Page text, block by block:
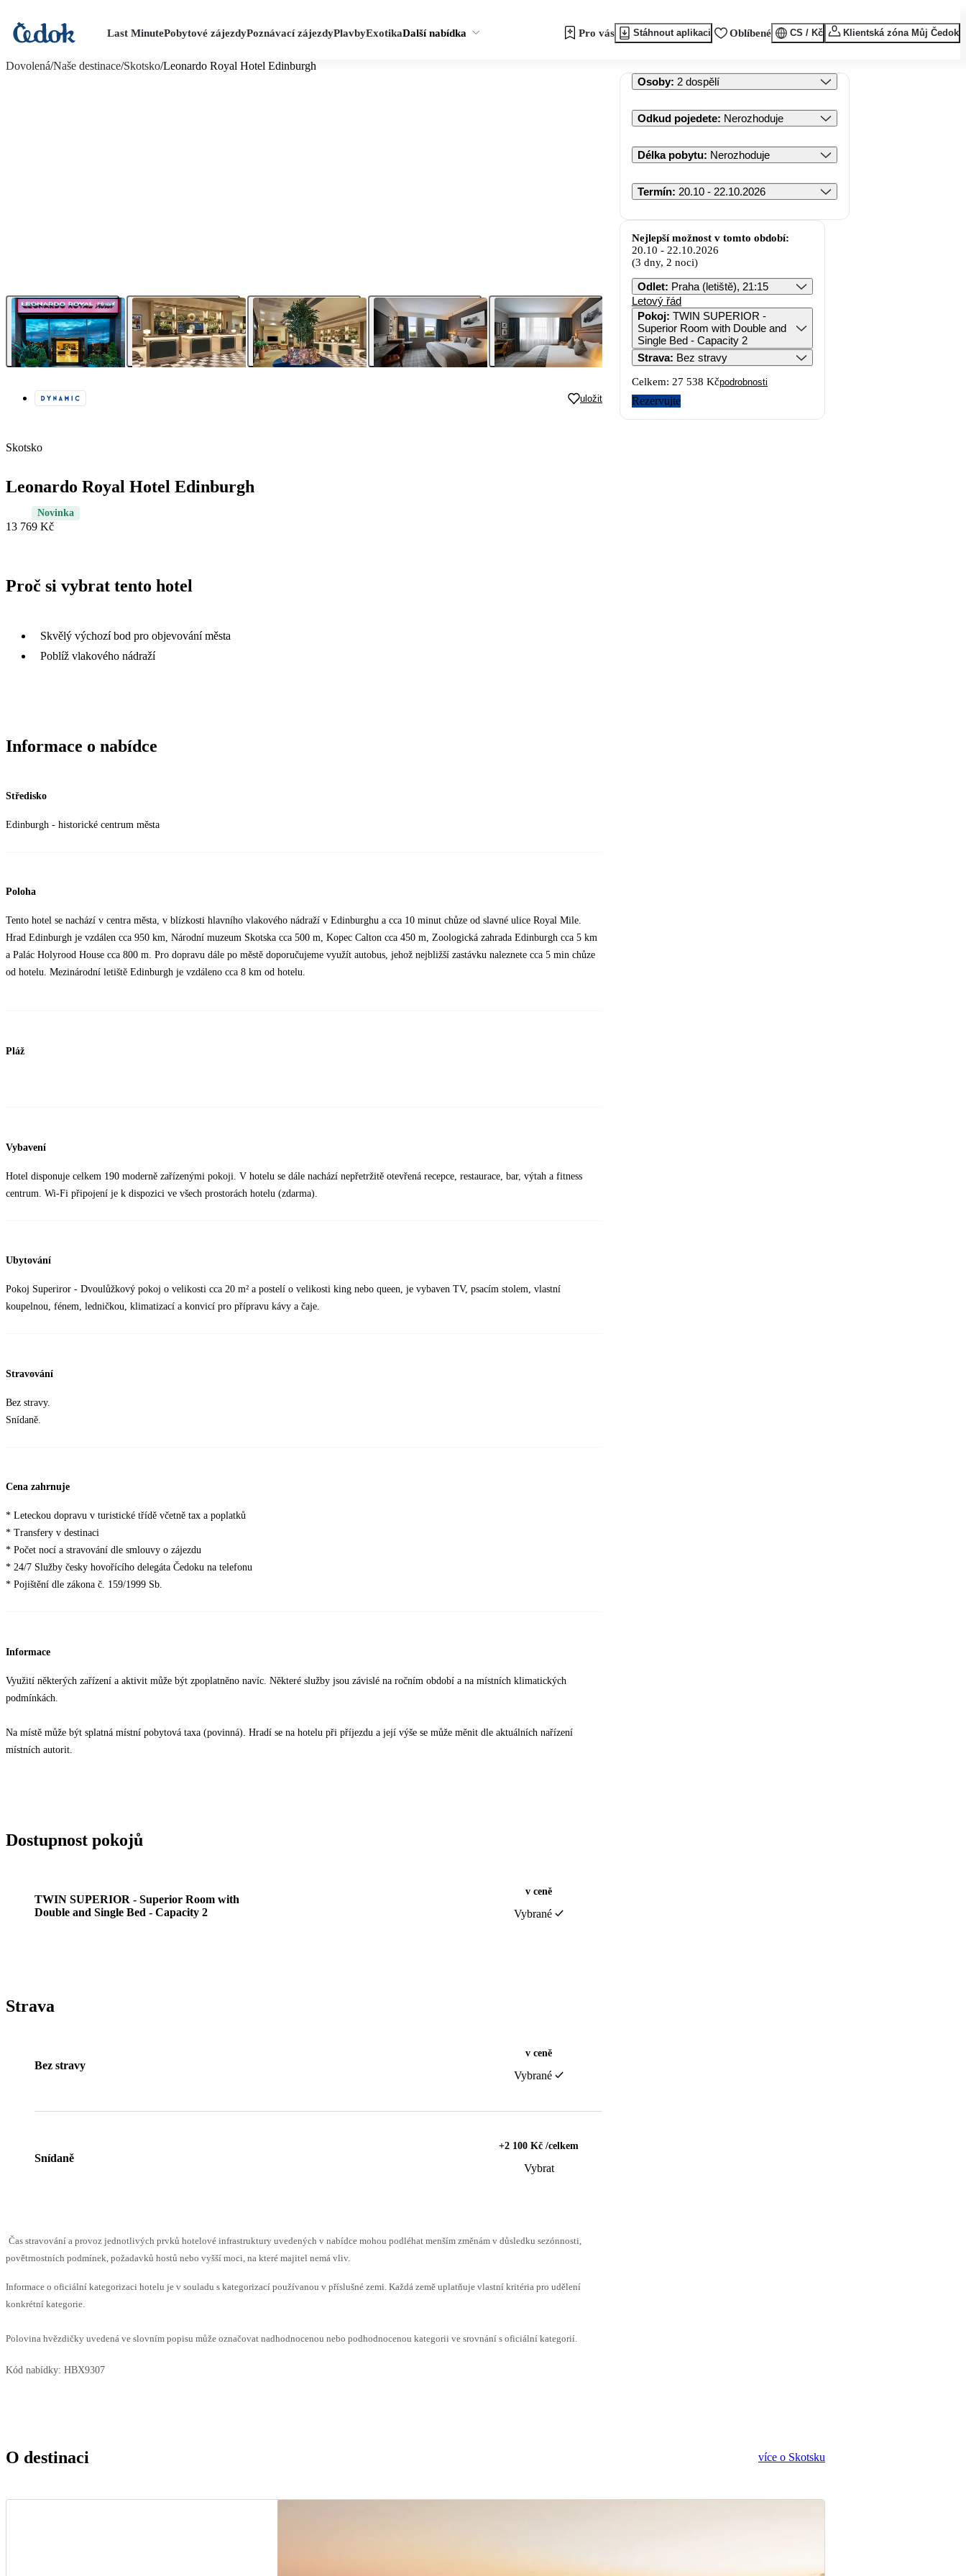
Last MinutePobytové zájezdyPoznávací zájezdyPlavbyExotikaDalší nabídka Pro vás Stáhnout aplikaci Oblíbené CS / Kč Klientská zóna Můj Čedok
Dovolená/Naše destinace/Skotsko/Leonardo Royal Hotel Edinburgh
uložit
Skotsko
Leonardo Royal Hotel Edinburgh
Novinka
13 769 Kč
Proč si vybrat tento hotel
Skvělý výchozí bod pro objevování města
Poblíž vlakového nádraží
Informace o nabídce
Středisko
Edinburgh - historické centrum města
Poloha
Tento hotel se nachází v centra města, v blízkosti hlavního vlakového nádraží v Edinburghu a cca 10 minut chůze od slavné ulice Royal Mile.
Hrad Edinburgh je vzdálen cca 950 km, Národní muzeum Skotska cca 500 m, Kopec Calton cca 450 m, Zoologická zahrada Edinburgh cca 5 km
a Palác Holyrood House cca 800 m. Pro dopravu dále po městě doporučujeme využít autobus, jehož nejbližší zastávku naleznete cca 5 min chůze
od hotelu. Mezinárodní letiště Edinburgh je vzdáleno cca 8 km od hotelu.
Pláž
Vybavení
Hotel disponuje celkem 190 moderně zařízenými pokoji. V hotelu se dále nachází nepřetržitě otevřená recepce, restaurace, bar, výtah a fitness
centrum. Wi-Fi připojení je k dispozici ve všech prostorách hotelu (zdarma).
Ubytování
Pokoj Superiror - Dvoulůžkový pokoj o velikosti cca 20 m² a postelí o velikosti king nebo queen, je vybaven TV, psacím stolem, vlastní
koupelnou, fénem, ledničkou, klimatizací a konvicí pro přípravu kávy a čaje.
Stravování
Bez stravy.
Snídaně.
Cena zahrnuje
* Leteckou dopravu v turistické třídě včetně tax a poplatků
* Transfery v destinaci
* Počet nocí a stravování dle smlouvy o zájezdu
* 24/7 Služby česky hovořícího delegáta Čedoku na telefonu
* Pojištění dle zákona č. 159/1999 Sb.
Informace
Využití některých zařízení a aktivit může být zpoplatněno navíc. Některé služby jsou závislé na ročním období a na místních klimatických
podmínkách.
Na místě může být splatná místní pobytová taxa (povinná). Hradí se na hotelu při příjezdu a její výše se může měnit dle aktuálních nařízení
místních autorit.
Dostupnost pokojů
TWIN SUPERIOR - Superior Room with
Double and Single Bed - Capacity 2
v ceně
Vybrané
Strava
Bez stravy
v ceně
Vybrané
Snídaně
+2 100 Kč /celkem
Vybrat
Čas stravování a provoz jednotlivých prvků hotelové infrastruktury uvedených v nabídce mohou podléhat menším změnám v důsledku sezónnosti,
povětrnostních podmínek, požadavků hostů nebo vyšší moci, na které majitel nemá vliv.
Informace o oficiální kategorizaci hotelu je v souladu s kategorizací používanou v příslušné zemi. Každá země uplatňuje vlastní kritéria pro udělení
konkrétní kategorie.
Polovina hvězdičky uvedená ve slovním popisu může označovat nadhodnocenou nebo podhodnocenou kategorii ve srovnání s oficiální kategorií.
Kód nabídky: HBX9307
Osoby: 2 dospělí
Odkud pojedete: Nerozhoduje
Délka pobytu: Nerozhoduje
Termín: 20.10 - 22.10.2026
Nejlepší možnost v tomto období:
20.10 - 22.10.2026
(3 dny, 2 noci)
Odlet: Praha (letiště), 21:15
Letový řád
Pokoj: TWIN SUPERIOR -
Superior Room with Double and
Single Bed - Capacity 2
Strava: Bez stravy
Celkem: 27 538 Kčpodrobnosti
Rezervujte
O destinaci více o Skotsku